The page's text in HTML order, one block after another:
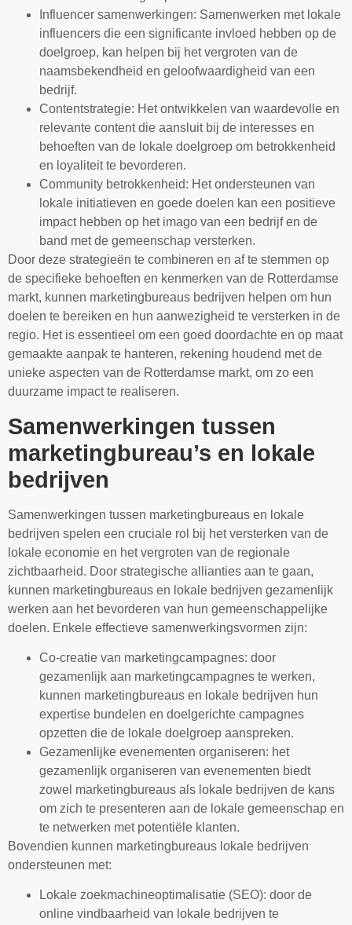
Influencer samenwerkingen: Samenwerken met lokale
influencers die een significante invloed hebben op de
doelgroep, kan helpen bij het vergroten van de
naamsbekendheid en geloofwaardigheid van een
bedrijf.
Contentstrategie: Het ontwikkelen van waardevolle en
relevante content die aansluit bij de interesses en
behoeften van de lokale doelgroep om betrokkenheid
en loyaliteit te bevorderen.
Community betrokkenheid: Het ondersteunen van
lokale initiatieven en goede doelen kan een positieve
impact hebben op het imago van een bedrijf en de
band met de gemeenschap versterken.
Door deze strategieën te combineren en af te stemmen op
de specifieke behoeften en kenmerken van de Rotterdamse
markt, kunnen marketingbureaus bedrijven helpen om hun
doelen te bereiken en hun aanwezigheid te versterken in de
regio. Het is essentieel om een goed doordachte en op maat
gemaakte aanpak te hanteren, rekening houdend met de
unieke aspecten van de Rotterdamse markt, om zo een
duurzame impact te realiseren.
Samenwerkingen tussen
marketingbureau’s en lokale
bedrijven
Samenwerkingen tussen marketingbureaus en lokale
bedrijven spelen een cruciale rol bij het versterken van de
lokale economie en het vergroten van de regionale
zichtbaarheid. Door strategische allianties aan te gaan,
kunnen marketingbureaus en lokale bedrijven gezamenlijk
werken aan het bevorderen van hun gemeenschappelijke
doelen. Enkele effectieve samenwerkingsvormen zijn:
Co-creatie van marketingcampagnes: door
gezamenlijk aan marketingcampagnes te werken,
kunnen marketingbureaus en lokale bedrijven hun
expertise bundelen en doelgerichte campagnes
opzetten die de lokale doelgroep aanspreken.
Gezamenlijke evenementen organiseren: het
gezamenlijk organiseren van evenementen biedt
zowel marketingbureaus als lokale bedrijven de kans
om zich te presenteren aan de lokale gemeenschap en
te netwerken met potentiële klanten.
Bovendien kunnen marketingbureaus lokale bedrijven
ondersteunen met:
Lokale zoekmachineoptimalisatie (SEO): door de
online vindbaarheid van lokale bedrijven te